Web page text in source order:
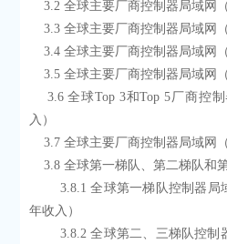
3.2 全球主要厂商控制器局域
3.3 全球主要厂商控制器局域
3.4 全球主要厂商控制器局域
3.5 全球主要厂商控制器局域
入）
3.7 全球主要厂商控制器局域
3.8 全球第一梯队、第二梯队
        3.8.1 全球第一梯队控制器局域网（CAN）厂商列表及市场份额（按2024
年收入）
        3.8.2 全球第二、三梯队控制器局域网（CAN）厂商列表及市场份额（按